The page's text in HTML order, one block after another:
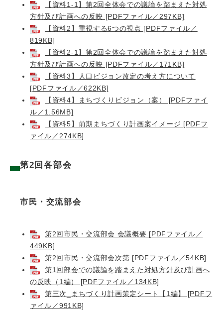
【資料1-1】第2回全体会での議論を踏まえた対処
方針及び計画への反映 [PDFファイル／297KB]
【資料2】重視する6つの視点 [PDFファイル／
819KB]
【資料2-1】第2回全体会での議論を踏まえた対処
方針及び計画への反映 [PDFファイル／171KB]
【資料3】人口ビジョン改定の考え方について
[PDFファイル／622KB]
【資料4】まちづくりビジョン（案） [PDFファイ
ル／1.56MB]
【資料5】前期まちづくり計画案イメージ [PDFフ
ァイル／274KB]
第2回各部会
市民・交流部会
第2回市民・交流部会 会議概要 [PDFファイル／
449KB]
第2回市民・交流部会次第 [PDFファイル／54KB]
第1回部会での議論を踏まえた対処方針及び計画へ
の反映（1編） [PDFファイル／134KB]
第三次_まちづくり計画策定シート【1編】 [PDFフ
ァイル／991KB]